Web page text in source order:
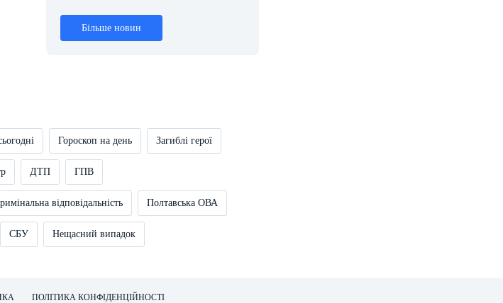
Більше новин
Гороскоп на день Загиблі герої
ДТП ГПВ
відповідальність Полтавська ОВА
СБУ Нещасний випадок
ПОЛІТИКА КОНФІДЕНЦІЙНОСТІ